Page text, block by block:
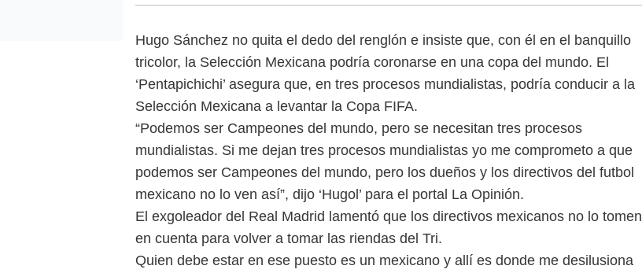
Hugo Sánchez no quita el dedo del renglón e insiste que, con él en el banquillo
tricolor, la Selección Mexicana podría coronarse en una copa del mundo. El
‘Pentapichichi’ asegura que, en tres procesos mundialistas, podría conducir a la
Selección Mexicana a levantar la Copa FIFA.
“Podemos ser Campeones del mundo, pero se necesitan tres procesos
mundialistas. Si me dejan tres procesos mundialistas yo me comprometo a que
podemos ser Campeones del mundo, pero los dueños y los directivos del futbol
mexicano no lo ven así”, dijo ‘Hugol’ para el portal La Opinión.
El exgoleador del Real Madrid lamentó que los directivos mexicanos no lo tomen
en cuenta para volver a tomar las riendas del Tri.
Quien debe estar en ese puesto es un mexicano y allí es donde me desilusiona